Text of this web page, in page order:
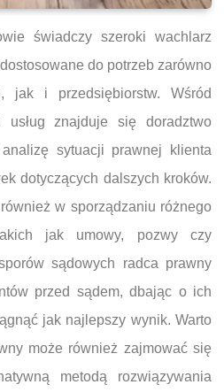
świadczy szeroki wachlarz
do potrzeb zarówno
jak i przedsiębiorstw. Wśród
usług znajduje się doradztwo
sytuacji prawnej klienta
dotyczących dalszych kroków.
w sporządzaniu różnego
jak umowy, pozwy czy
sądowych radca prawny
przed sądem, dbając o ich
jak najlepszy wynik. Warto
może również zajmować się
metodą rozwiązywania